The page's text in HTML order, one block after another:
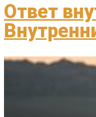
Ответ